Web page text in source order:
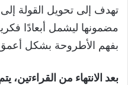
تهدف إلى تحويل القولة
مضمونها ليشمل أبعادًا
بفهم الأطروحة بشكل
بعد الانتهاء من